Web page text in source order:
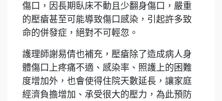
傷口，因長期臥床不動且少翻身傷口，嚴重
的壓瘡甚至可能導致傷口感染，引起許多致
命的併發症，絕對不可輕忽。
護理師謝易倩也補充，壓瘡除了造成病人身
體傷口上疼痛不適、感染率、照護上的困難
度增加外，也會使得住院天數延長，讓家庭
經濟負擔增加、承受很大的壓力，為此預防